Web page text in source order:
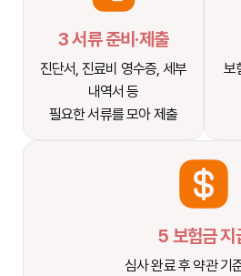
3 서류 준비·제출
진단서, 진료비 영수증, 세부
내역서 등
필요한 서류를 모아 제출
보
5 보험금 지
심사 완료 후 약관 기